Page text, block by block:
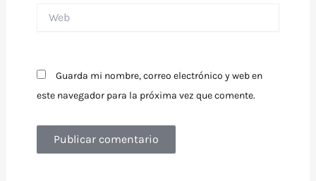
Guarda mi nombre, correo electrónico y web en
este navegador para la próxima vez que comente.